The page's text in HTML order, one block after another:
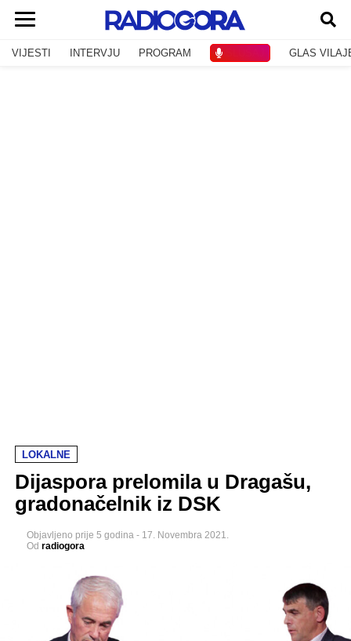
VIJESTI INTERVJU PROGRAM GLAS
LOKALNE
Dijaspora prelomila u Dragašu,
gradonačelnik iz DSK
Objavljeno prije 5 godina - 17. Novembra 2021.
Od radiogora